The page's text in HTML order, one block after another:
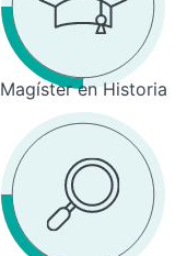
Magíster en Historia